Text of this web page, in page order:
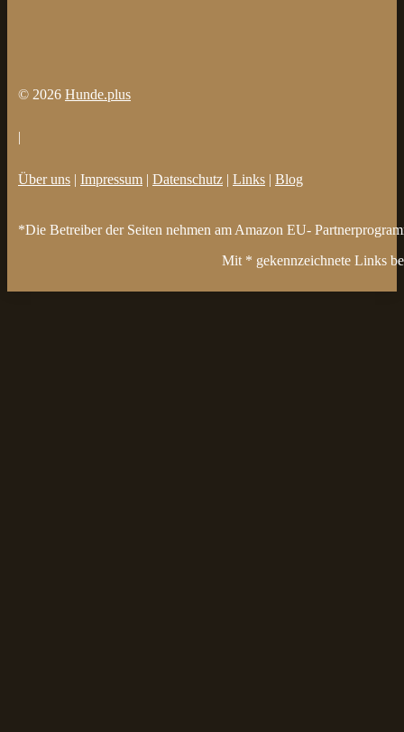
© 2026 Hunde.plus
|
Über uns | Impressum | Datenschutz | Links | Blog
*Die Betreiber der Seiten nehmen am Amazon EU-
Mit * gekennzeichnete Links